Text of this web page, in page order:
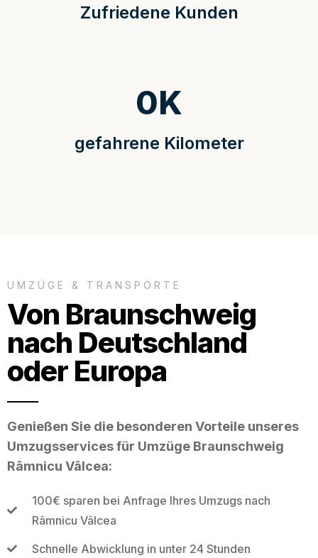
Zufriedene Kunden
gefahrene Kilometer
0K
UMZÜGE & TRANSPORTE
Von Braunschweig
nach Deutschland
oder Europa
Genießen Sie die besonderen Vorteile unseres
Umzugsservices für Umzüge Braunschweig
Râmnicu Vâlcea:
100€ sparen bei Anfrage Ihres Umzugs nach
Râmnicu Vâlcea
Schnelle Abwicklung in unter 24 Stunden